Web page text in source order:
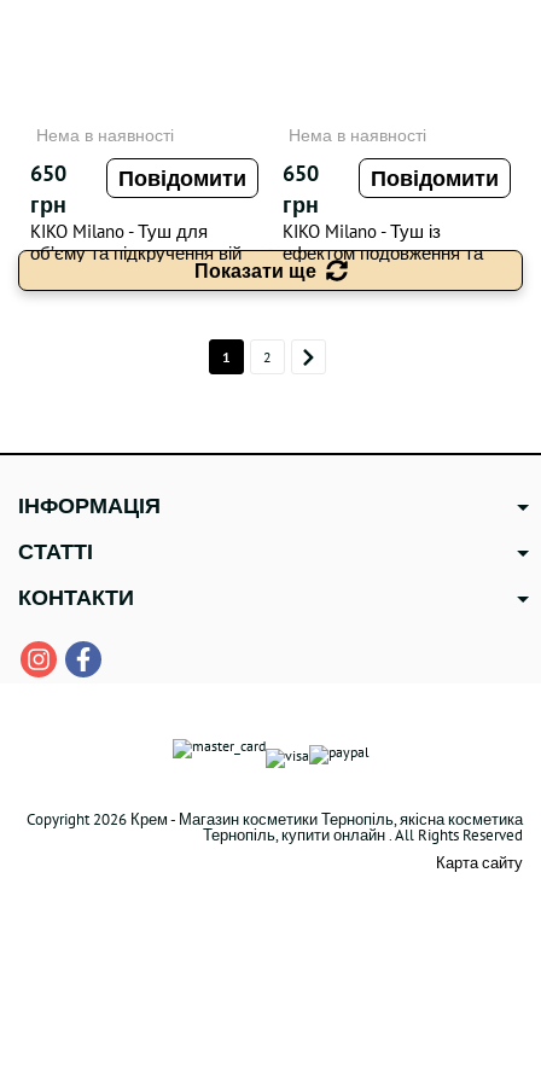
Нема в наявності
650
грн
Повідомити
KIKO Milano - Туш для
об’єму та підкручення вій
Ultra Tech + Volume And Curl
Mascara , 12 ml
Нема в наявності
650
грн
Повідомити
KIKO Milano - Туш із
ефектом подовження та
об’єму Unmeasurable Length
Mascara , 13 ml
Показати ще
1 2
ІНФОРМАЦІЯ
СТАТТІ
КОНТАКТИ
Copyright 2026 Крем - Магазин косметики Тернопіль, якісна косметика
Тернопіль, купити онлайн . All Rights Reserved
Карта сайту